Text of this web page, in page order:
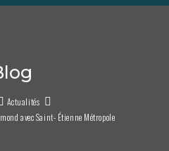
Actualités
avec Saint- Étienne Métropole